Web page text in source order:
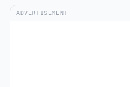
ADVERTISEMENT